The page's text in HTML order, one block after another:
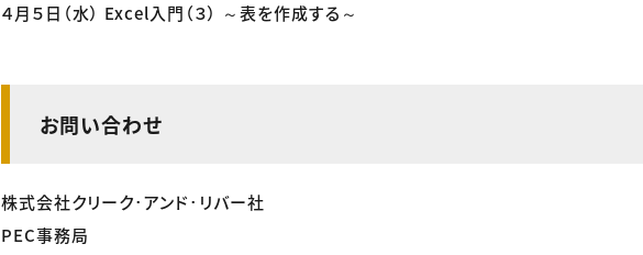
４月５日（水） Excel入門（３） ～表を作成する～
お問い合わせ
株式会社クリーク･アンド･リバー社
PEC事務局